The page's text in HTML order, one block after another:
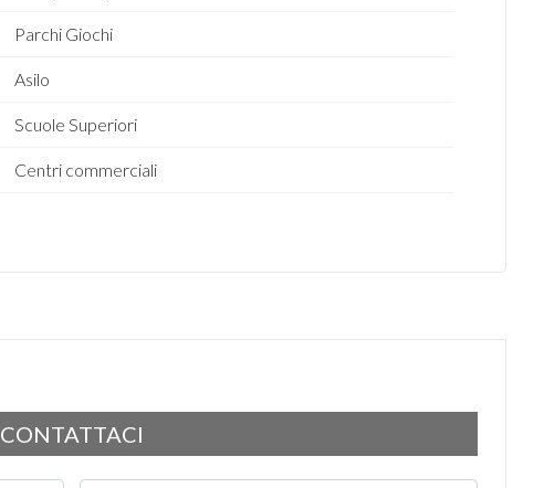
Parchi Giochi
Asilo
Scuole Superiori
Centri commerciali
CONTATTACI